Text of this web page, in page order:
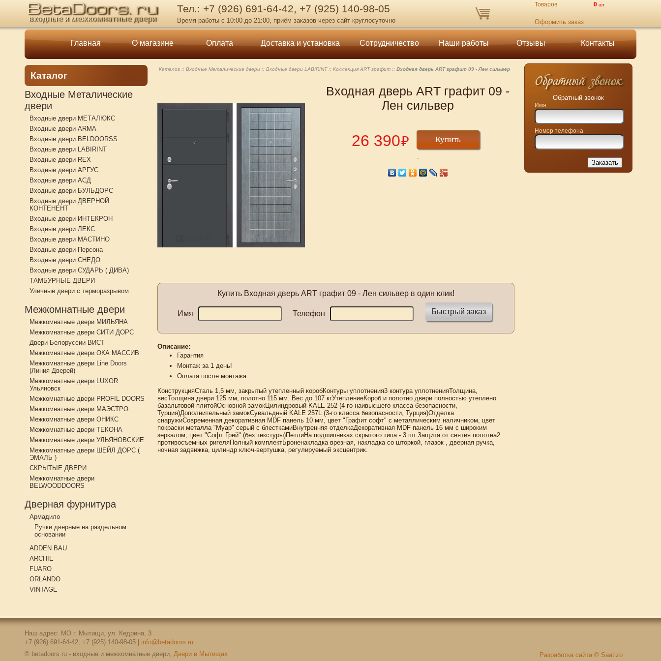
Товаров 0 шт.
Оформить заказ
Тел.: +7 (926) 691-64-42, +7 (925) 140-98-05
Время работы с 10:00 до 21:00, приём заказов через сайт круглосуточно
Главная О магазине Оплата Доставка и установка Сотрудничество Наши работы Отзывы Контакты
Каталог
Входные Металические
двери
Входные двери МЕТАЛЮКС
Входные двери ARMA
Входные двери BELDOORSS
Входные двери LABIRINT
Входные двери REX
Входные двери АРГУС
Входные двери АСД
Входные двери БУЛЬДОРС
Входные двери ДВЕРНОЙ
КОНТЕНЕНТ
Входные двери ИНТЕКРОН
Входные двери ЛЕКС
Входные двери МАСТИНО
Входные двери Персона
Входные двери СНЕДО
Входные двери СУДАРЬ ( ДИВА)
ТАМБУРНЫЕ ДВЕРИ
Уличные двери с терморазрывом
Межкомнатные двери
Межкомнатные двери МИЛЬЯНА
Межкомнатные двери СИТИ ДОРС
Двери Белоруссии ВИСТ
Межкомнатные двери ОКА МАССИВ
Межкомнатные двери Line Doors
(Линия Дверей)
Межкомнатные двери LUXOR
Ульяновск
Межкомнатные двери PROFIL DOORS
Межкомнатные двери МАЭСТРО
Межкомнатные двери ОНИКС
Межкомнатные двери ТЕКОНА
Межкомнатные двери УЛЬЯНОВСКИЕ
Межкомнатные двери ШЕЙЛ ДОРС (
ЭМАЛЬ )
СКРЫТЫЕ ДВЕРИ
Межкомнатные двери
BELWOODDOORS
Дверная фурнитура
Армадило
Ручки дверные на раздельном
основании
ADDEN BAU
ARCHIE
FUARO
ORLANDO
VINTAGE
Обратный звонок
Имя
Номер телефона
Каталог Входные Металические двери Входные двери LABIRINT Коллекция ART графит Входная дверь ART графит 09 - Лен сильвер
Входная дверь ART графит 09 -
Лен сильвер
26 390₽ Купить
-
Купить Входная дверь ART графит 09 - Лен сильвер в один клик!
Имя Телефон Быстрый заказ
Описание:
Гарантия
Монтаж за 1 день!
Оплата после монтажа
КонструкцияСталь 1,5 мм, закрытый утепленный коробКонтуры уплотнения3 контура уплотненияТолщина,
весТолщина двери 125 мм, полотно 115 мм. Вес до 107 кгУтеплениеКороб и полотно двери полностью утеплено
базальтовой плитойОсновной замокЦилиндровый KALE 252 (4-го наивысшего класса безопасности,
Турция)Дополнительный замокСувальдный KALE 257L (3-го класса безопасности, Турция)Отделка
снаружиСовременная декоративная MDF панель 10 мм, цвет "Графит софт" с металлическим наличником, цвет
покраски металла "Муар" серый с блесткамиВнутренняя отделкаДекоративная MDF панель 16 мм с широким
зеркалом, цвет "Софт Грей" (без текстуры)ПетлиНа подшипниках скрытого типа - 3 шт.Защита от снятия полотна2
противосъемных ригеляПолный комплектБроненакладка врезная, накладка со шторкой, глазок , дверная ручка,
ночная задвижка, цилиндр ключ-вертушка, регулируемый эксцентрик.
Наш адрес: МО г. Мытищи, ул. Кедрина, 3
+7 (926) 691-64-42, +7 (925) 140-98-05 | info@betadoors.ru
© betadoors.ru - входные и межкомнатные двери, Двери в Мытищах Разработка сайта © Saatizo